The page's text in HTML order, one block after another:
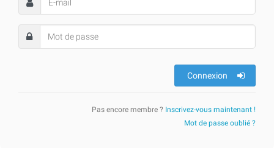
Connexion
Pas encore membre ? Inscrivez-vous maintenant !
Mot de passe oublié ?